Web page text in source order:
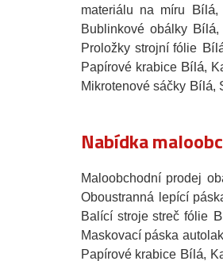
materiálu na míru
Bílá,
Bublinkové obálkyBílá,
Proložky strojní fólie
Papírové krabiceBílá,
Mikrotenové sáčky Bílá,
Nabídka
Maloobchodní prodej
Oboustranná lepící
Balící stroje streč fólie
Maskovací páska
Papírové krabice Bílá,